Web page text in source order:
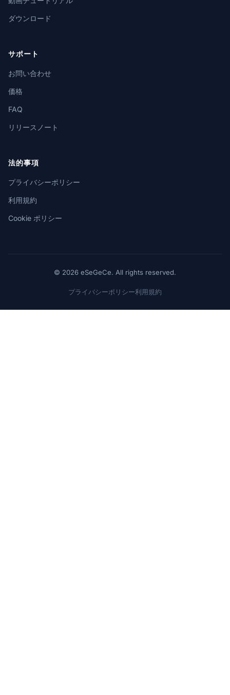
ダウンロード
サポート
お問い合わせ
価格
FAQ
リリースノート
法的事項
プライバシーポリシー
利用規約
Cookie ポリシー
© 2026 eSeGeCe. All rights reserved.
プライバシーポリシー利用規約